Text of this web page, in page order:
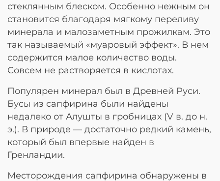
стеклянным блеском. Особенно нежным он
становится благодаря мягкому переливу
минерала и малозаметным прожилкам. Это
так называемый «муаровый эффект». В нем
содержится малое количество воды.
Совсем не растворяется в кислотах.
Популярен минерал был в Древней Руси.
Бусы из сапфирина были найдены
недалеко от Алушты в гробницах (V в. до н.
э.). В природе — достаточно редкий камень,
который был впервые найден в
Гренландии.
Месторождения сапфирина обнаружены в